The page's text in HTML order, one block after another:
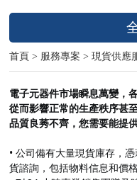
首頁 > 服務專案 >現貨供應
電子元器件市場瞬息萬變，
從而影響正常的生產秩序甚
品質良莠不齊，您需要能提
• 公司備有大量現貨庫存，
貨諮詢，包括物料信息和價格